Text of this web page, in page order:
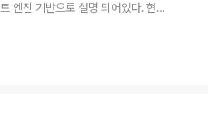
엔진 기반으로 설명 되어있다. 현대
는다. 그러면 뭘 배우냐? 작동원리
들은 Completion Record로 바